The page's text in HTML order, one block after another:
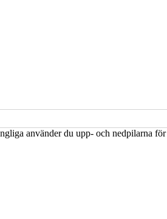
använder du upp- och nedpilarna